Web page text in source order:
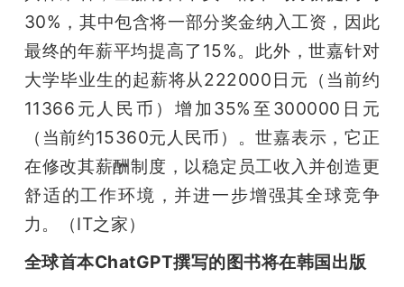
30%，其中包含将一部分奖金纳入工资，因此
最终的年薪平均提高了15%。此外，世嘉针对
大学毕业生的起薪将从222000日元（当前约
11366元人民币）增加35%至300000日元
（当前约15360元人民币）。世嘉表示，它正
在修改其薪酬制度，以稳定员工收入并创造更
舒适的工作环境，并进一步增强其全球竞争
力。（IT之家）
全球首本ChatGPT撰写的图书将在韩国出版